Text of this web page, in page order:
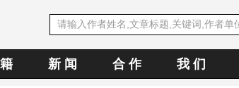
新 闻 合 作 我 们